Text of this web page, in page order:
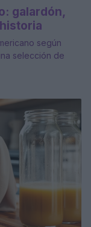
galardón,
según
selección de